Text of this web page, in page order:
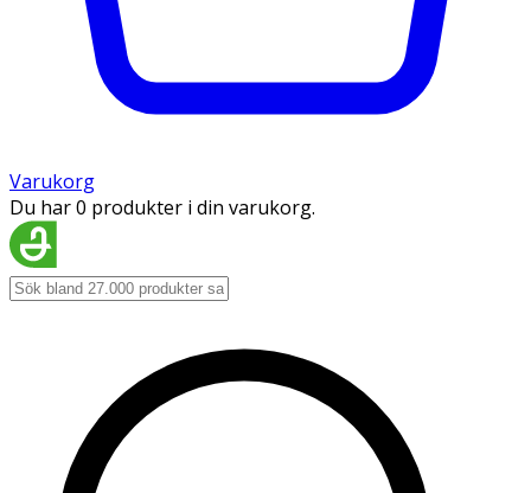
Varukorg
Du har 0 produkter i din varukorg.